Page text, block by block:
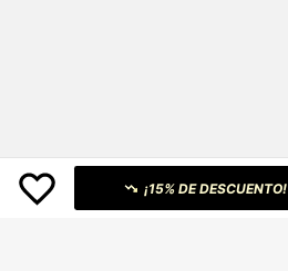
¡15% DE DESCUENTO!